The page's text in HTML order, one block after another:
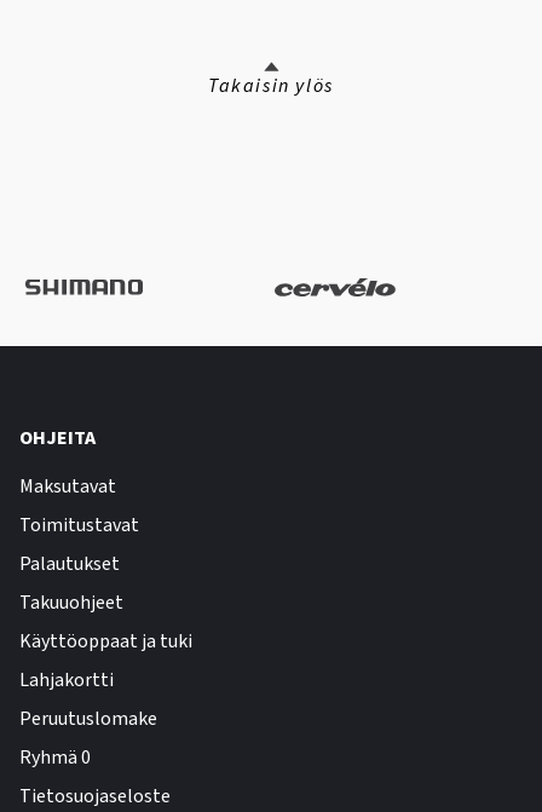
Takaisin ylös
OHJEITA
Maksutavat
Toimitustavat
Palautukset
Takuuohjeet
Käyttöoppaat ja tuki
Lahjakortti
Peruutuslomake
Ryhmä 0
Tietosuojaseloste